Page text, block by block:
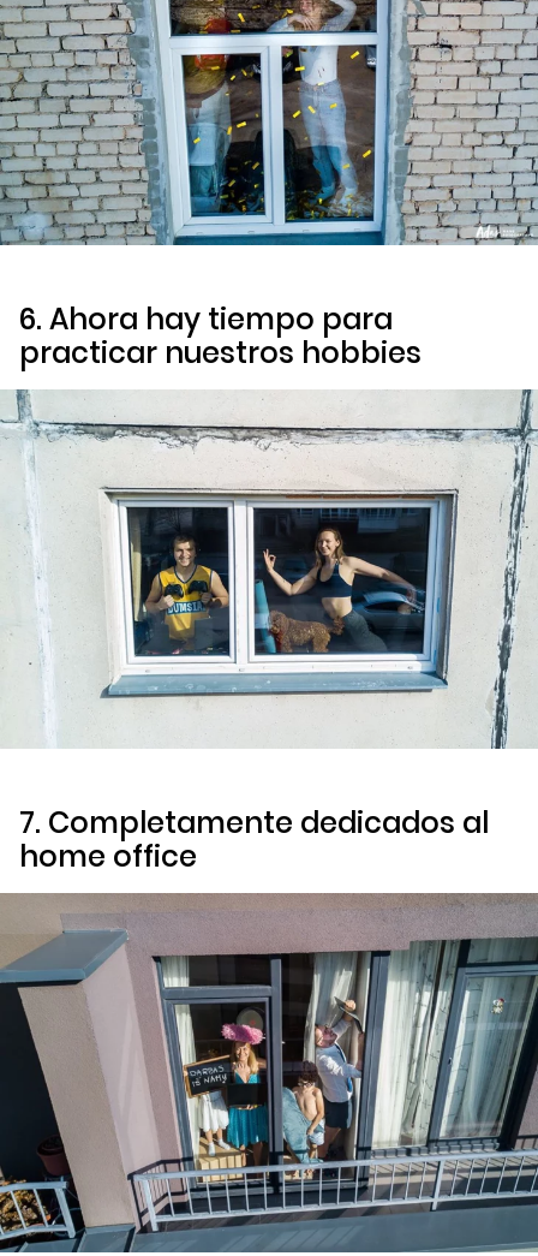
6. Ahora hay tiempo para
practicar nuestros hobbies
7. Completamente dedicados al
home office